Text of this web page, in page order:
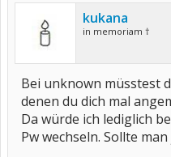
kukana
in memoriam †
Bei unknown müsstest
denen du dich mal
Da würde ich lediglich
Pw wechseln. Sollte